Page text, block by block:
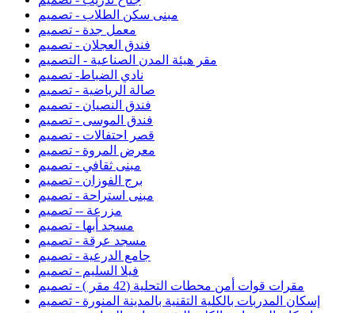
مبنى سكن الطلاب - تصميم
معمل جدة - تصميم
فندق العجلان - تصميم
مقر هيئة المدن الصناعية - التصميم
نادي الضباط- تصميم
صالة الرياضية - تصميم
فندق النصيان - تصميم
فندق الموسى - تصميم
قصر احتفالات - تصميم
معرض المروة - تصميم
مبنى ثقافي - تصميم
برج الفوزان - تصميم
مبنى استراحة - تصميم
مزرعة -- تصميم
مسجد أبها - تصميم
مسجد عرقة - تصميم
جامع الدرعية - تصميم
فيلا السليم - تصميم
مقرات قوات أمن محطات التحلية (42 مقر ) - تصميم
إسكان المدربات بالكلية التقنية بالمدينة المنورة - تصميم